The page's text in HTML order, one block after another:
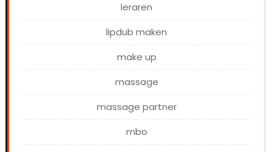
leraren
lipdub maken
make up
massage
massage partner
mbo